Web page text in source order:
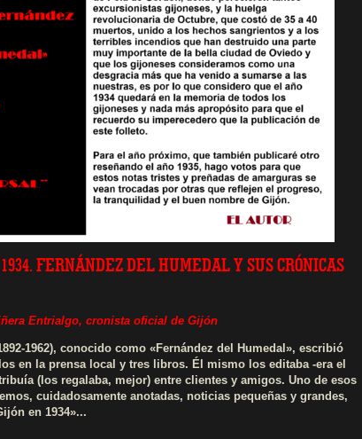
FERNÁNDEZ DEL HUMEDAL Y SUS CRÓNICAS
Entrialgo, cronista oficial de Gijón
1962), conocido como «Fernández del Humedal», escribió
en la prensa local y tres libros. Él mismo los editaba -era el
(los regalaba, mejor) entre clientes y amigos. Uno de esos
cuidadosamente anotadas, noticias pequeñas y grandes,
en 1934»...